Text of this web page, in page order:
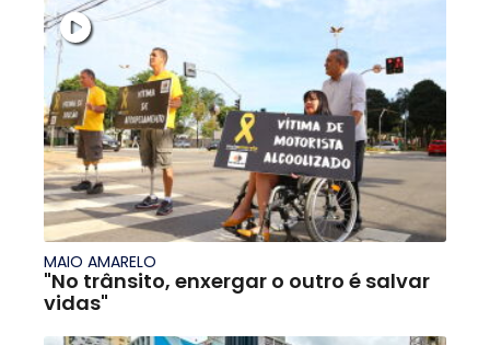
MAIO AMARELO
"No trânsito, enxergar o outro é salvar
vidas"